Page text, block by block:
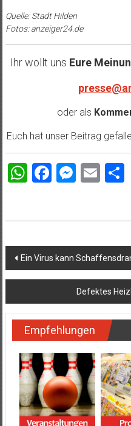
Quelle: Stadt Hilden
Fotos: anzeiger24.de
Ihr wollt uns Eure
oder als
Euch hat unser Beitrag
WhatsApp
Facebook
Ein Virus kann
Defektes
Empfehlungen